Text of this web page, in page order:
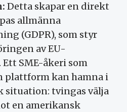
Detta skapar en direkt
allmänna
(GDPR), som styr
av EU-
SME-åkeri som
plattform kan hamna i
situation: tvingas välja
en amerikansk